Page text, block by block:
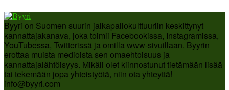
Byyri on Suomen suurin jalkapallokulttuuriin keskittynyt
kannattajakanava, joka toimii Facebookissa, Instagramissa,
YouTubessa, Twitterissä ja omilla www-sivuillaan. Byyrin
erottaa muista medioista sen omaehtoisuus ja
kannattajalähtöisyys. Mikäli olet kiinnostunut tietämään lisää
tai tekemään jopa yhteistyötä, niin ota yhteyttä!
info@byyri.com